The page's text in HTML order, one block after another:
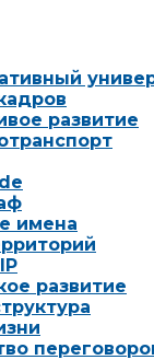
развитие
имена
развитие